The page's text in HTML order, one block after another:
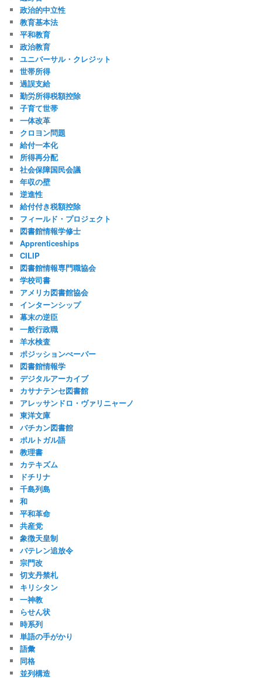
政治的中立性
教育基本法
平和教育
政治教育
ユニバーサル・クレジット
世帯所得
過誤支給
勤労所得税額控除
子育て世帯
一体改革
クロヨン問題
給付一本化
所得再分配
社会保障国民会議
年収の壁
逆進性
給付付き税額控除
フィールド・プロジェクト
図書館情報学修士
Apprenticeships
CILIP
図書館情報専門職協会
学校司書
アメリカ図書館協会
インターンシップ
幕末の逆臣
一般行政職
羊水検査
ポジッションぺーパー
図書館情報学
デジタルアーカイブ
カサナテンセ図書館
アレッサンドロ・ヴァリニャーノ
東洋文庫
バチカン図書館
ポルトガル語
教理書
カテキズム
ドチリナ
千島列島
和
平和革命
共産党
象徴天皇制
バテレン追放令
宗門改
切支丹禁札
キリシタン
一神教
らせん状
時系列
単語の手がかり
語彙
同格
並列構造